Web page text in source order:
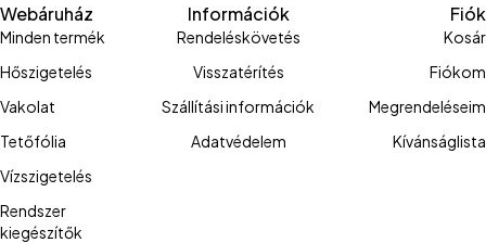
Webáruház
Minden termék
Hőszigetelés
Vakolat
Tetőfólia
Vízszigetelés
Rendszer
kiegészítők
Információk
Rendeléskövetés
Visszatérítés
Szállítási információk
Adatvédelem
Fiók
Kosár
Fiókom
Megrendeléseim
Kívánságlista